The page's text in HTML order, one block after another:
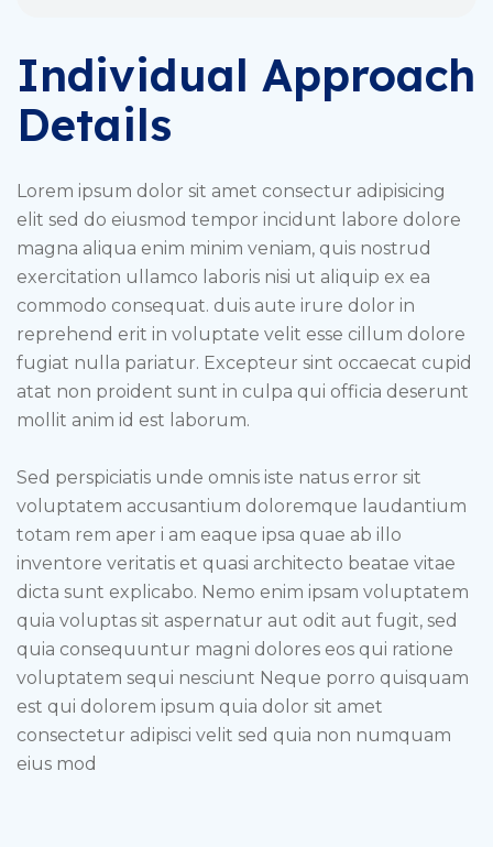
Individual Approach
Details
Lorem ipsum dolor sit amet consectur adipisicing
elit sed do eiusmod tempor incidunt labore dolore
magna aliqua enim minim veniam, quis nostrud
exercitation ullamco laboris nisi ut aliquip ex ea
commodo consequat. duis aute irure dolor in
reprehend erit in voluptate velit esse cillum dolore
fugiat nulla pariatur. Excepteur sint occaecat cupid
atat non proident sunt in culpa qui officia deserunt
mollit anim id est laborum.
Sed perspiciatis unde omnis iste natus error sit
voluptatem accusantium doloremque laudantium
totam rem aper i am eaque ipsa quae ab illo
inventore veritatis et quasi architecto beatae vitae
dicta sunt explicabo. Nemo enim ipsam voluptatem
quia voluptas sit aspernatur aut odit aut fugit, sed
quia consequuntur magni dolores eos qui ratione
voluptatem sequi nesciunt Neque porro quisquam
est qui dolorem ipsum quia dolor sit amet
consectetur adipisci velit sed quia non numquam
eius mod